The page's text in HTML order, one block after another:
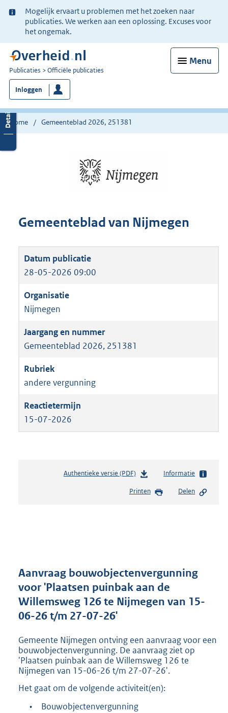
Ter
informatie:
Mogelijk ervaart u problemen met het zoeken naar
publicaties. We werken aan een oplossing. Excuses voor
het ongemak.
Menu
U
bent
nu
hier:
Publicaties Officiële publicaties
Inloggen
Home Gemeenteblad 2026, 251381
Gemeenteblad van Nijmegen
28-05-2026 09:00
Nijmegen
Gemeenteblad 2026, 251381
andere vergunning
15-07-2026
Authentieke versie (PDF)b
s
r
o
t
8
0
3
b
Informatie
Printen Delen
Aanvraag bouwobjectenvergunning
voor 'Plaatsen puinbak aan de
Willemsweg 126 te Nijmegen van 15-
06-26 t/m 27-07-26'
Gemeente Nijmegen ontving een aanvraag voor een
bouwobjectenvergunning. De aanvraag ziet op
'Plaatsen puinbak aan de Willemsweg 126 te
Nijmegen van 15-06-26 t/m 27-07-26'.
Het gaat om de volgende activiteit(en):
•
Bouwobjectenvergunning